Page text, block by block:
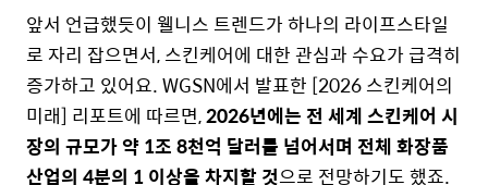
앞서 언급했듯이 웰니스 트렌드가 하나의 라이프스타일
로 자리 잡으면서, 스킨케어에 대한 관심과 수요가 급격히
증가하고 있어요. WGSN에서 발표한 [2026 스킨케어의
미래] 리포트에 따르면,2026년에는 전 세계 스킨케어 시
장의 규모가 약 1조 8천억 달러를 넘어서며 전체 화장품
산업의 4분의 1 이상을 차지할 것으로 전망하기도 했죠.